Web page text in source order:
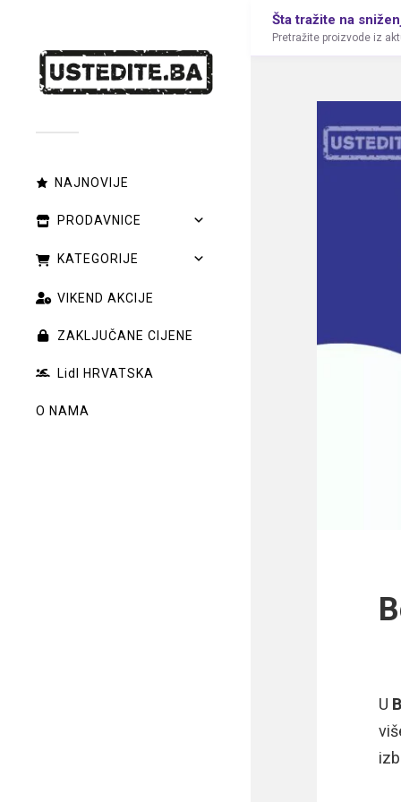
NAJNOVIJE
PRODAVNICE
KATEGORIJE
VIKEND AKCIJE
ZAKLJUČANE CIJENE
Lidl HRVATSKA
O NAMA
Šta tražite na
Pretražite proizvode iz
U